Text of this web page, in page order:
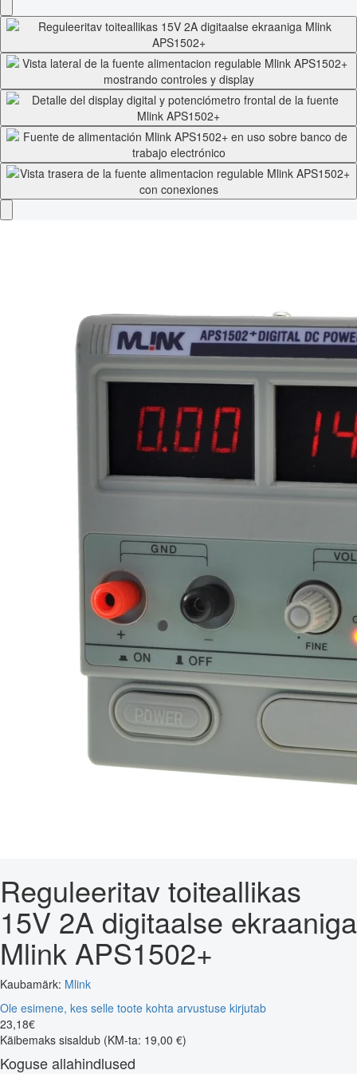
Reguleeritav toiteallikas
15V 2A digitaalse ekraaniga
Mlink APS1502+
Kaubamärk: Mlink
Ole esimene, kes selle toote kohta arvustuse kirjutab
23,18€
Käibemaks sisaldub (KM-ta: 19,00 €)
Koguse allahindlused